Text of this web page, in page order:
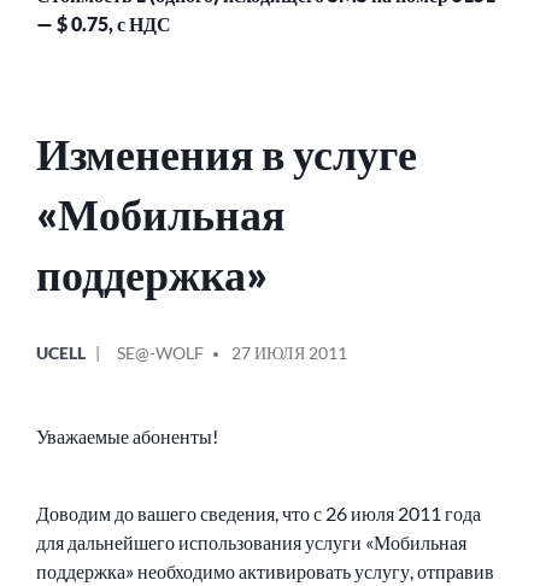
— $ 0.75, с НДС
Изменения в услуге
«Мобильная
поддержка»
В
UCELL
ОТ
SE@-WOLF 27 ИЮЛЯ 2011
Уважаемые абоненты!
Доводим до вашего сведения, что с 26 июля 2011 года
для дальнейшего использования услуги «Мобильная
поддержка» необходимо активировать услугу, отправив